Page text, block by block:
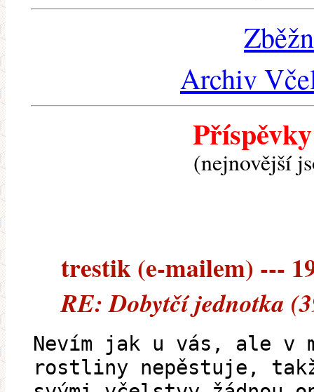
Archiv
(nejnovější
trestik (e-mailem) ---
RE: Dobytčí jednotka
Nevím jak u vás, ale v
rostliny nepěstuje,